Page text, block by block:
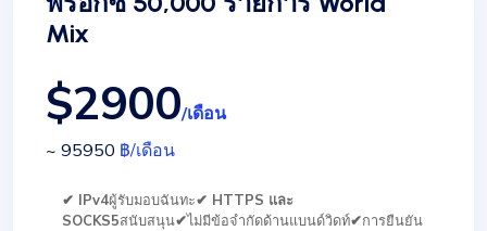
Mix
$2900/เดือน
~ 95950 ฿/เดือน
✔ IPv4ผู้รับมอบฉันทะ✔ HTTPS และ
SOCKS5สนับสนุน✔ไม่มีข้อจำกัดด้านแบนด์วิดท์✔การยืนยัน